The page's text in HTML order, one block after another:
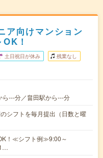
ア向けマンション
！
土日祝日が休み 残業なし
---分／畠田駅から---分
シフトを毎月提出（日数と曜
！≪シフト例≫9:00～